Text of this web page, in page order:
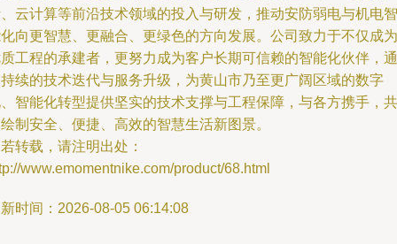
云计算等前沿技术领域的投入与研发，推动安防弱电与机电智
向更智慧、更融合、更绿色的方向发展。公司致力于不仅成为
工程的承建者，更努力成为客户长期可信赖的智能化伙伴，通
续的技术迭代与服务升级，为黄山市乃至更广阔区域的数字
智能化转型提供坚实的技术支撑与工程保障，与各方携手，共
制安全、便捷、高效的智慧生活新图景。
转载，请注明出处：
www.emomentnike.com/product/68.html
时间：2026-08-05 06:14:08